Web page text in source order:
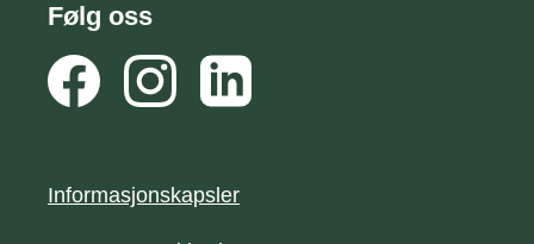
Følg oss
Informasjonskapsler